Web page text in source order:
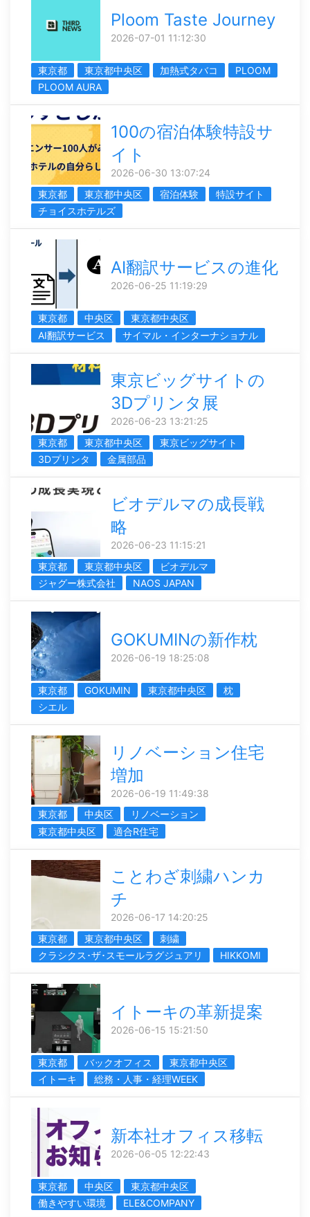
Ploom Taste Journey
2026-07-01 11:12:30
東京都 東京都中央区 加熱式タバコ
PLOOM
PLOOM AURA
100の宿泊体験特設サ
イト
2026-06-30 13:07:24
東京都
東京都中央区 宿泊体験
特設サイト
チョイスホテルズ
AI翻訳サービスの進化
2026-06-25 11:19:29
東京都 中央区
東京都中央区
AI翻訳サービス
サイマル・インターナショナル
東京ビッグサイトの
3Dプリンタ展
2026-06-23 13:21:25
東京都
東京都中央区
東京ビッグサイト
3Dプリンタ
金属部品
ビオデルマの成長戦
略
2026-06-23 11:15:21
東京都
東京都中央区
ビオデルマ
ジャグー株式会社
NAOS JAPAN
GOKUMINの新作枕
2026-06-19 18:25:08
東京都 GOKUMIN 東京都中央区
枕
シエル
リノベーション住宅
増加
2026-06-19 11:49:38
東京都
中央区
リノベーション
東京都中央区
適合R住宅
ことわざ刺繍ハンカ
チ
2026-06-17 14:20:25
東京都
東京都中央区
刺繍
クラシクス･ザ･スモールラグジュアリ
HIKKOMI
イトーキの革新提案
2026-06-15 15:21:50
東京都 バックオフィス
東京都中央区
イトーキ
総務・人事・経理WEEK
新本社オフィス移転
2026-06-05 12:22:43
東京都 中央区
東京都中央区
働きやすい環境
ELE&COMPANY